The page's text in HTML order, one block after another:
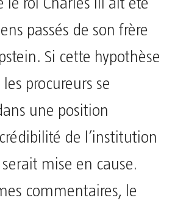
le roi Charles III ait été
passés de son frère
Si cette hypothèse
procureurs se
une position
de l’institution
mise en cause.
commentaires, le